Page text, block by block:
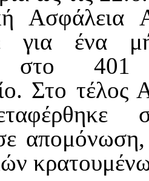
Ασφάλεια
για ένα
στο 401
Στο τέλος
απομόνωση,